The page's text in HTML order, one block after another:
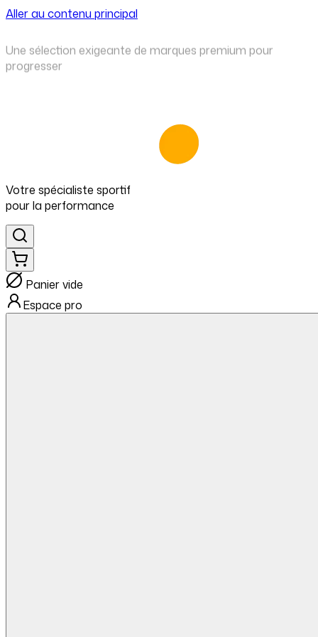
Aller au contenu principal
progresser
Votre spécialiste sportif
pourla performance
Panier vide
Espace pro